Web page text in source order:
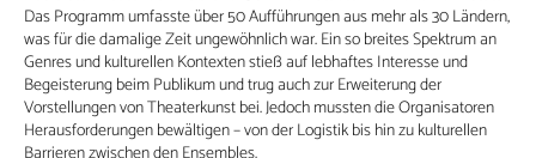
Das Programm umfasste über 50 Aufführungen aus mehr als 30 Ländern,
was für die damalige Zeit ungewöhnlich war. Ein so breites Spektrum an
Genres und kulturellen Kontexten stieß auf lebhaftes Interesse und
Begeisterung beim Publikum und trug auch zur Erweiterung der
Vorstellungen von Theaterkunst bei. Jedoch mussten die Organisatoren
Herausforderungen bewältigen – von der Logistik bis hin zu kulturellen